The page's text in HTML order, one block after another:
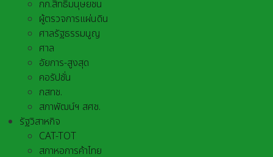
กก.สิทธิมนุษยชน
ผู้ตรวจการแผ่นดิน
ศาลรัฐธรรมนูญ
ศาล
อัยการ-สูงสุด
คอรัปชั่น
กสทช.
สภาพัฒน์ฯ สศช.
รัฐวิสาหกิจ
CAT-TOT
สภาหอการค้าไทย